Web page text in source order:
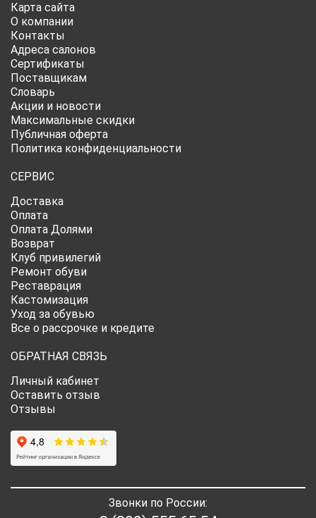
Карта сайта
О компании
Контакты
Адреса салонов
Сертификаты
Поставщикам
Словарь
Акции и новости
Максимальные скидки
Публичная оферта
Политика конфиденциальности
СЕРВИС
Доставка
Оплата
Оплата Долями
Возврат
Клуб привилегий
Ремонт обуви
Реставрация
Кастомизация
Уход за обувью
Все о рассрочке и кредите
ОБРАТНАЯ СВЯЗЬ
Личный кабинет
Оставить отзыв
Отзывы
Звонки по России: